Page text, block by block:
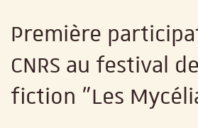
Première
CNRS au festival
fiction "Les